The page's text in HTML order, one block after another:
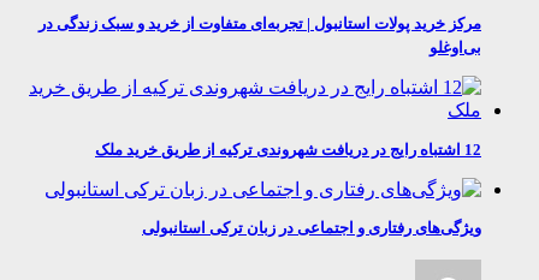
مرکز خرید پولات استانبول | تجربه‌ای متفاوت از خرید و سبک زندگی در
بی‌اوغلو
ویژگی‌های رفتاری و اجتماعی در زبان ترکی استانبولی